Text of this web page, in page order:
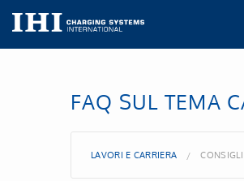
FAQ SUL TEMA
LAVORI E CARRIERA